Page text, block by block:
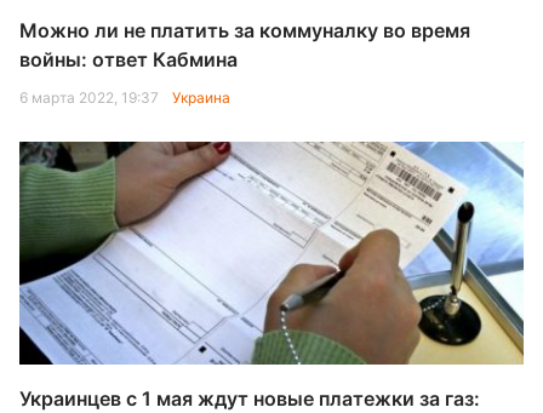
Можно ли не платить за коммуналку во время
войны: ответ Кабмина
6 марта 2022, 19:37 Украина
Украинцев с 1 мая ждут новые платежки за газ: